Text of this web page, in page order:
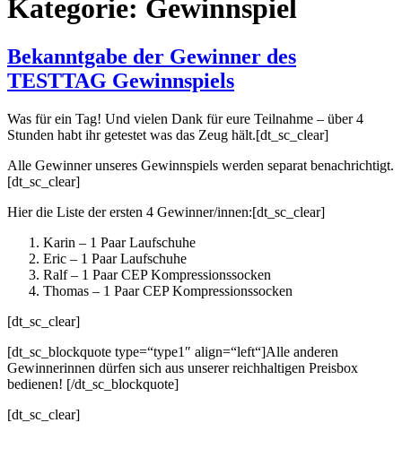
Kategorie: Gewinnspiel
Bekanntgabe der Gewinner des
TESTTAG Gewinnspiels
Was für ein Tag! Und vielen Dank für eure Teilnahme – über 4
Stunden habt ihr getestet was das Zeug hält.[dt_sc_clear]
Alle Gewinner unseres Gewinnspiels werden separat benachrichtigt.
[dt_sc_clear]
Hier die Liste der ersten 4 Gewinner/innen:[dt_sc_clear]
Karin – 1 Paar Laufschuhe
Eric – 1 Paar Laufschuhe
Ralf – 1 Paar CEP Kompressionssocken
Thomas – 1 Paar CEP Kompressionssocken
[dt_sc_clear]
[dt_sc_blockquote type=“type1″ align=“left“]Alle anderen
Gewinnerinnen dürfen sich aus unserer reichhaltigen Preisbox
bedienen! [/dt_sc_blockquote]
[dt_sc_clear]